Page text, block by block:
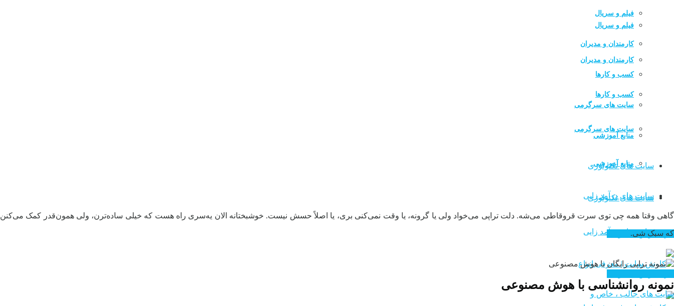
فیلم و سریال
کارمندان و مدیران
کسب و کارها
سایت های سرگرمی
منابع آموزشی
سایت های تکنولوژی
سایت های درآمد زایی
فیلم و سریال
کارمندان و مدیران
کسب و کارها
سایت های سرگرمی
منابع آموزشی
سایت های تکنولوژی
سایت های درآمد زایی
خرید هوش مصنوعی
گاهی وقتا همه چی توی سرت قروقاطی می‌شه. دلت تراپی می‌خواد ولی یا گرونه، یا وقت نمی‌کنی بری، یا اصلاً حسش نیست. خوشبختانه الان یه‌سری راه هست که خیلی ساده‌ترن، ولی همون‌قدر کمک‌ می‌کنن
که سبک شی.
نمونه روانشناسی با هوش مصنوعی